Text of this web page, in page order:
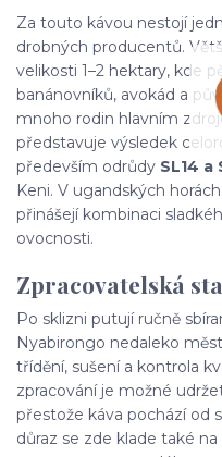
Za touto kávou nestojí
drobných producentů.
velikosti 1–2 hektary, kde
banánovníků, avokád a
mnoho rodin hlavním
představuje výsledek
především odrůdy SL14 a
Keni. V ugandských
přinášejí kombinaci
ovocnosti.
Zpracovatelská
Po sklizni putují ručně
Nyabirongo nedaleko
třídění, sušení a kontrola
zpracování je možné
přestože káva pochází od
důraz se zde klade také